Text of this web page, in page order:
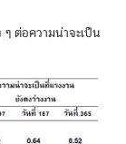
ต่อความน่าจะเป็น